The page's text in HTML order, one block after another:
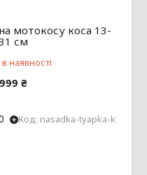
мотокосу коса 13-
см
наявності
999 ₴
nasadka-tyapka-k